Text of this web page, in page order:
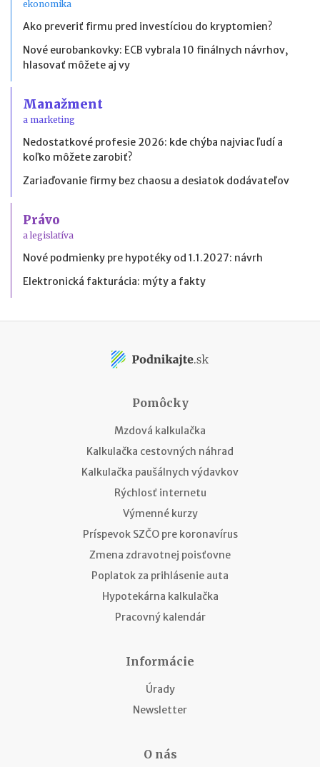
ekonomika
Ako preveriť firmu pred investíciou do kryptomien?
Nové eurobankovky: ECB vybrala 10 finálnych návrhov,
hlasovať môžete aj vy
Manažment
a marketing
Nedostatkové profesie 2026: kde chýba najviac ľudí a
koľko môžete zarobiť?
Zariaďovanie firmy bez chaosu a desiatok dodávateľov
Právo
a legislatíva
Nové podmienky pre hypotéky od 1.1.2027: návrh
Elektronická fakturácia: mýty a fakty
Pomôcky
Mzdová kalkulačka
Kalkulačka cestovných náhrad
Kalkulačka paušálnych výdavkov
Rýchlosť internetu
Výmenné kurzy
Príspevok SZČO pre koronavírus
Zmena zdravotnej poisťovne
Poplatok za prihlásenie auta
Hypotekárna kalkulačka
Pracovný kalendár
Informácie
Úrady
Newsletter
O nás